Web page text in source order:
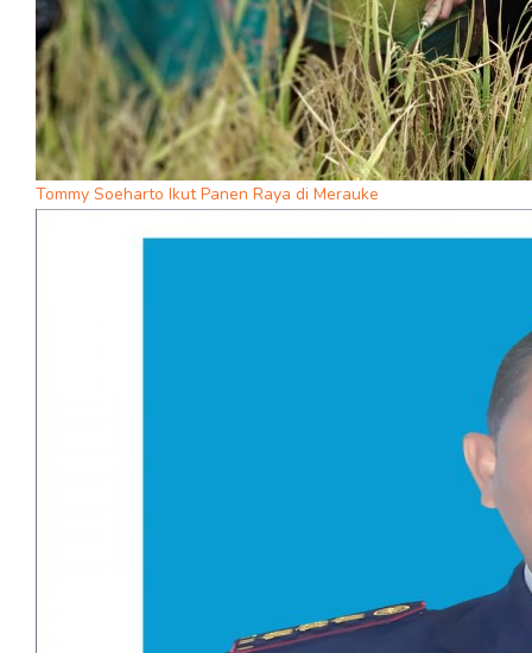
Tommy Soeharto Ikut Panen Raya di Merauke